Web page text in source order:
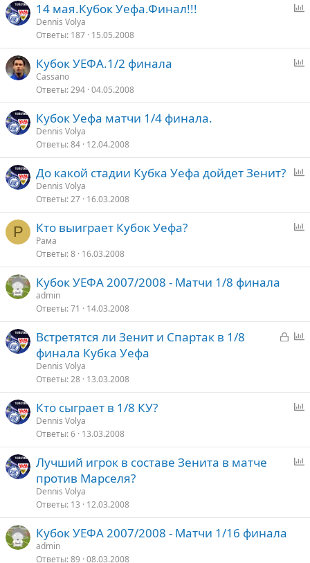
о
с
14 мая.Кубок Уефа.Финал!!!
Dennis Volya
Ответы 187 15.05.2008
о
Кубок УЕФА.1/2 финала
Cassano
Ответы 294 04.05.2008
Кубок Уефа матчи 1/4 финала.
Dennis Volya
Ответы 84 12.04.2008
о
с
До какой стадии Кубка Уефа дойдет Зенит?
Dennis Volya
Ответы 27 16.03.2008
Р
о
Кто выиграет Кубок Уефа?
Рама
Ответы 8 16.03.2008
Кубок УЕФА 2007/2008 - Матчи 1/8 финала
admin
Ответы 71 14.03.2008
З
ы с
Встретятся ли Зенит и Спартак в 1/8
финала Кубка Уефа
Dennis Volya
Ответы 28 13.03.2008
о
с
Кто сыграет в 1/8 КУ?
Dennis Volya
Ответы 6 13.03.2008
с
Лучший игрок в составе Зенита в матче
против Марселя?
Dennis Volya
Ответы 13 12.03.2008
Кубок УЕФА 2007/2008 - Матчи 1/16 финала
admin
Ответы 89 08.03.2008